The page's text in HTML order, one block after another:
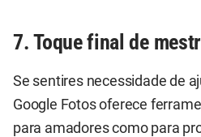
7. Toque final de
Se sentires necessidade de
Google Fotos oferece
para amadores como para